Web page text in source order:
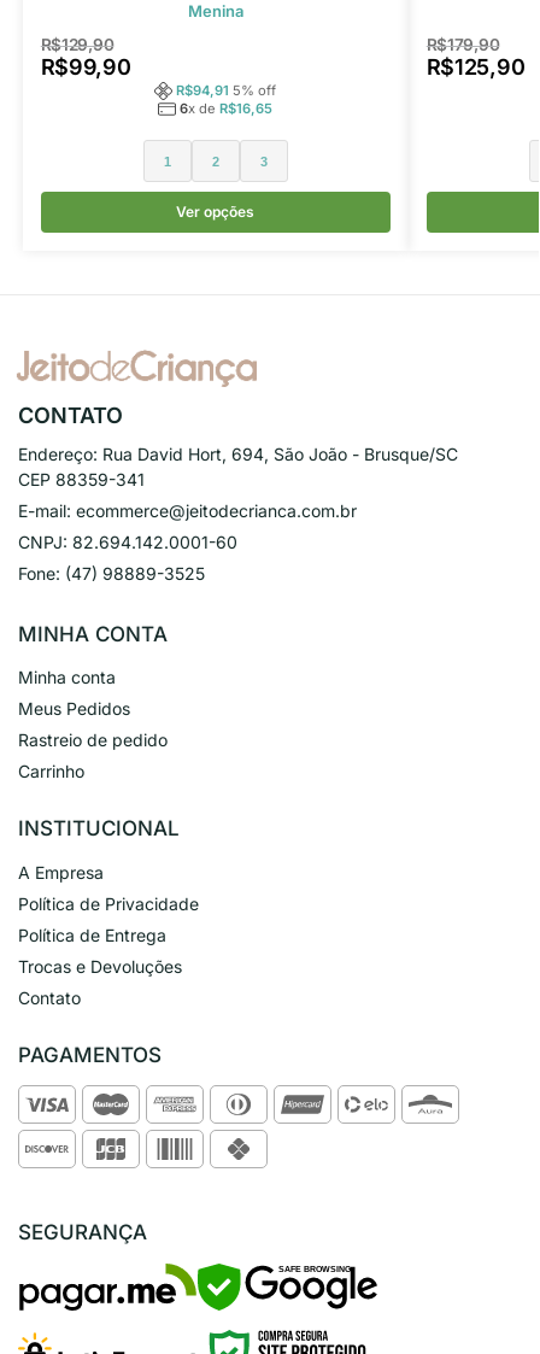
Menina
R$129,90
R$99,90
R$94,91 5% off
6x deR$16,65
1 2 3
Ver opções
R$179,90
R$125,90
CONTATO
Endereço: Rua David Hort, 694, São João - Brusque/SC
CEP 88359-341
E-mail: ecommerce@jeitodecrianca.com.br
CNPJ: 82.694.142.0001-60
Fone: (47) 98889-3525
MINHA CONTA
Minha conta
Meus Pedidos
Rastreio de pedido
Carrinho
INSTITUCIONAL
A Empresa
Política de Privacidade
Política de Entrega
Trocas e Devoluções
Contato
PAGAMENTOS
SEGURANÇA
SAFE BROWSING